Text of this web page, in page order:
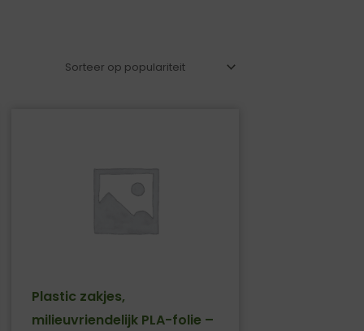
Plastic zakjes,
milieuvriendelijk PLA-folie –